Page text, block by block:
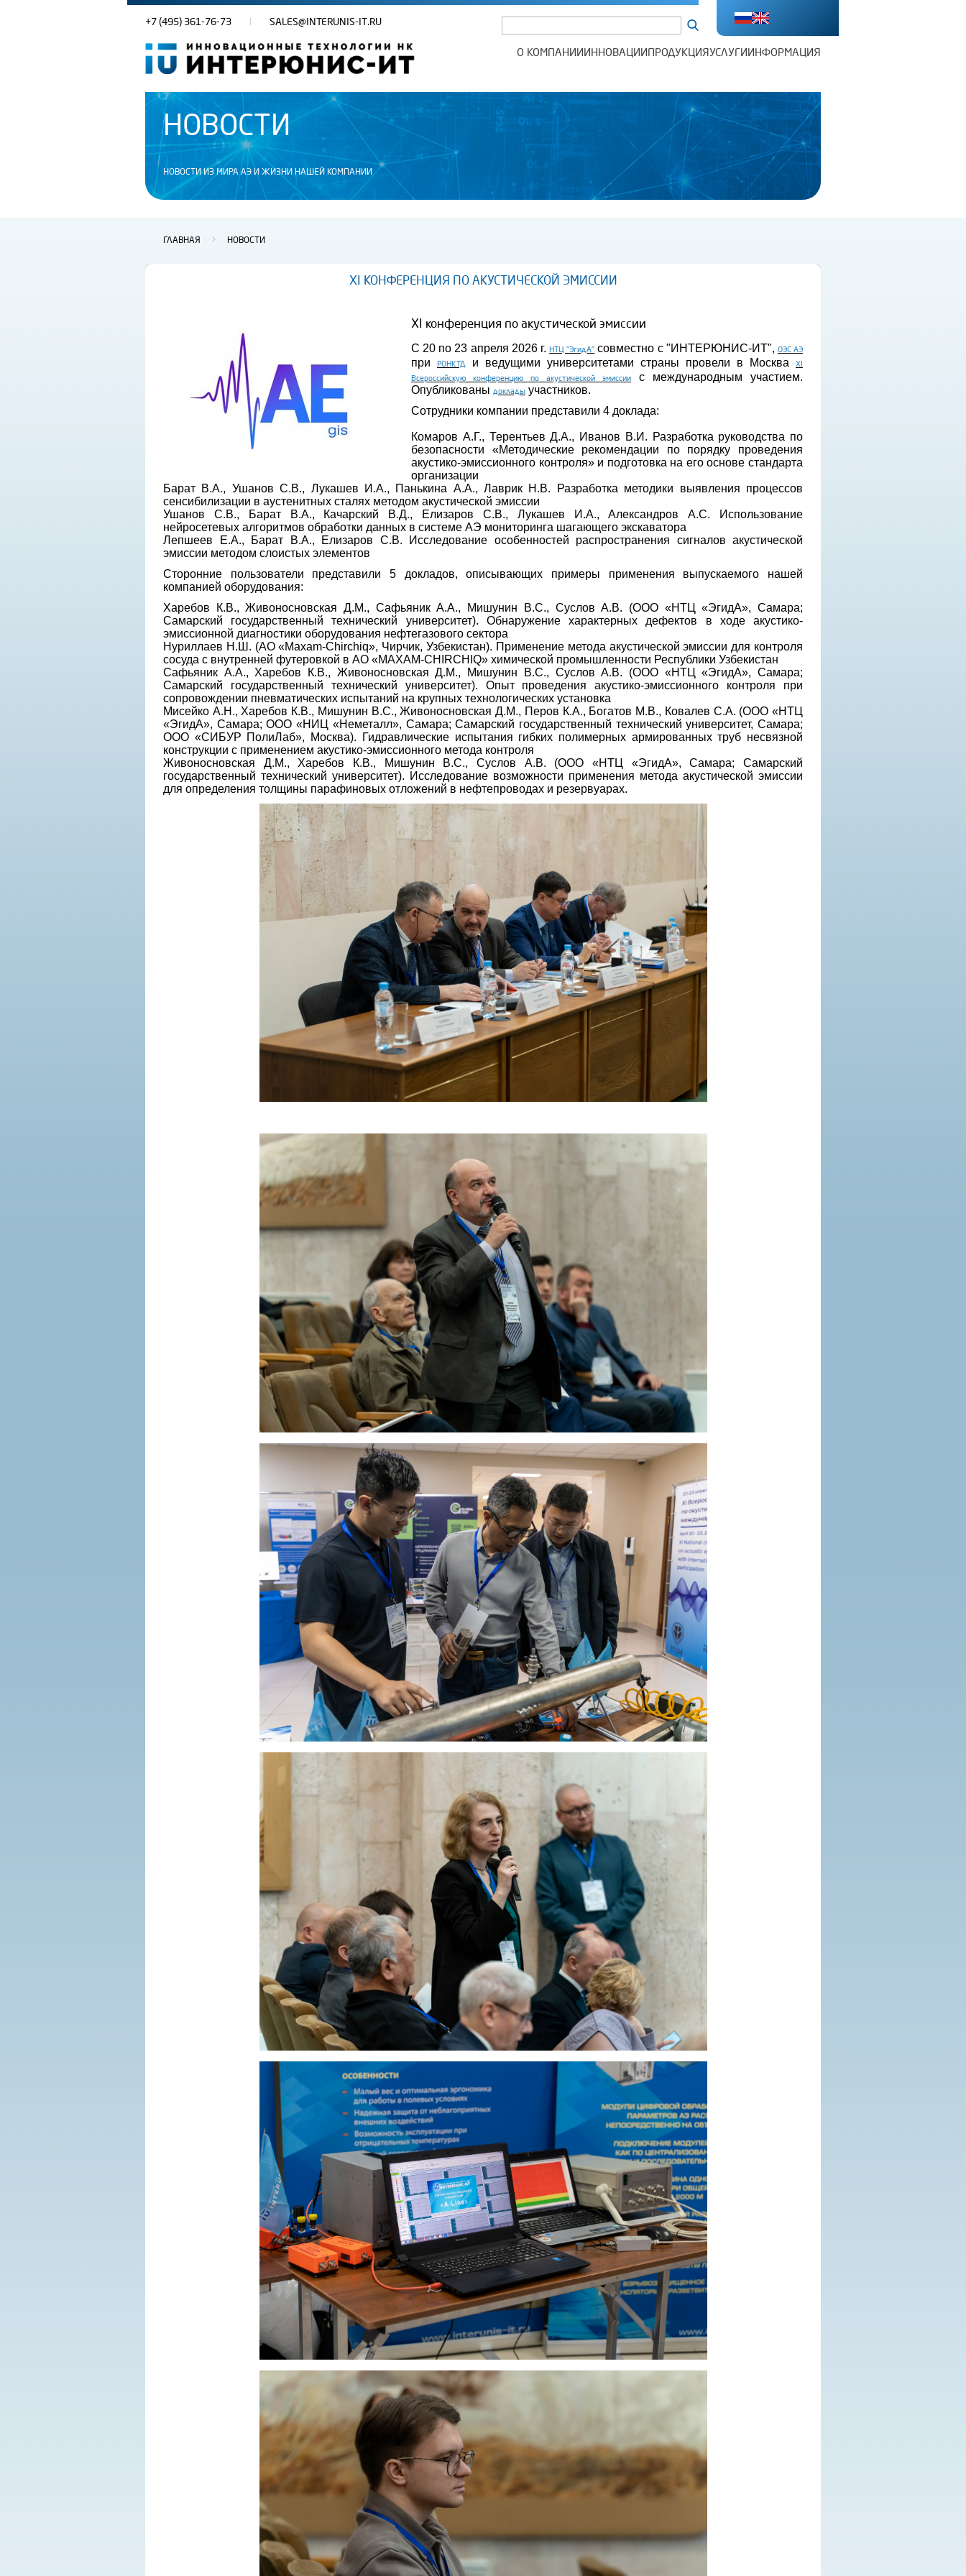
+7 (495) 361-76-73 SALES@INTERUNIS-IT.RU
О КОМПАНИИ ИННОВАЦИИПРОДУКЦИЯУСЛУГИ ИНФОРМАЦИЯ
НОВОСТИ
НОВОСТИ ИЗ МИРА АЭ И ЖИЗНИ НАШЕЙ КОМПАНИИ
ГЛАВНАЯ > НОВОСТИ
XI КОНФЕРЕНЦИЯ ПО АКУСТИЧЕСКОЙ ЭМИССИИ
XI конференция по акустической эмиссии
С 20 по 23 апреля 2026 г.НТЦ "ЭгидА" совместно с "ИНТЕРЮНИС-ИТ", ОЭС АЭ
при РОНКТД и ведущими университетами страны провели в Москва
XI
Всероссийскую конференцию по акустической эмиссии
с международным участием.
Опубликованы доклады участников.
Сотрудники компании представили 4 доклада:
Комаров А.Г., Терентьев Д.А., Иванов В.И. Разработка руководства по
безопасности «Методические рекомендации по порядку проведения
акустико-эмиссионного контроля» и подготовка на его основе стандарта
организации
Барат В.А., Ушанов С.В., Лукашев И.А., Панькина А.А., Лаврик Н.В. Разработка методики выявления процессов
сенсибилизации в аустенитных сталях методом акустической эмиссии
Ушанов С.В., Барат В.А., Качарский В.Д., Елизаров С.В., Лукашев И.А., Александров А.С. Использование
нейросетевых алгоритмов обработки данных в системе АЭ мониторинга шагающего экскаватора
Лепшеев Е.А., Барат В.А., Елизаров С.В. Исследование особенностей распространения сигналов акустической
эмиссии методом слоистых элементов
Сторонние пользователи представили 5 докладов, описывающих примеры применения выпускаемого нашей
компанией оборудования:
Харебов К.В., Живоносновская Д.М., Сафьяник А.А., Мишунин В.С., Суслов А.В. (ООО «НТЦ «ЭгидА», Самара;
Самарский государственный технический университет). Обнаружение характерных дефектов в ходе акустико-
эмиссионной диагностики оборудования нефтегазового сектора
Нуриллаев Н.Ш. (АО «Maxam-Сhirchiq», Чирчик, Узбекистан). Применение метода акустической эмиссии для контроля
сосуда с внутренней футеровкой в АО «MAXAM-СHIRCHIQ» химической промышленности Республики Узбекистан
Сафьяник А.А., Харебов К.В., Живоносновская Д.М., Мишунин В.С., Суслов А.В. (ООО «НТЦ «ЭгидА», Самара;
Самарский государственный технический университет). Опыт проведения акустико-эмиссионного контроля при
сопровождении пневматических испытаний на крупных технологических установка
Мисейко А.Н., Харебов К.В., Мишунин В.С., Живоносновская Д.М., Перов К.А., Богатов М.В., Ковалев С.А. (ООО «НТЦ
«ЭгидА», Самара; ООО «НИЦ «Неметалл», Самара; Самарский государственный технический университет, Самара;
ООО «СИБУР ПолиЛаб», Москва). Гидравлические испытания гибких полимерных армированных труб несвязной
конструкции с применением акустико-эмиссионного метода контроля
Живоносновская Д.М., Харебов К.В., Мишунин В.С., Суслов А.В. (ООО «НТЦ «ЭгидА», Самара; Самарский
государственный технический университет). Исследование возможности применения метода акустической эмиссии
для определения толщины парафиновых отложений в нефтепроводах и резервуарах.